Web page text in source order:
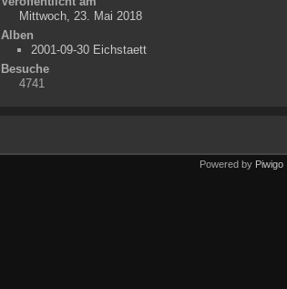
Mittwoch, 23. Mai 2018
Alben
2001-09-30 Eichstaett
Besuche
4741
Powered by Piwigo